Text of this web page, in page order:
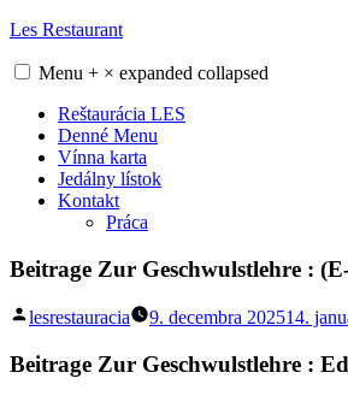
Skip
content
Les Restaurant
Menu + × expanded collapsed
Reštaurácia LES
Denné Menu
Vínna karta
Jedálny lístok
Kontakt
Práca
Beitrage Zur Geschwulstlehre :
Posted
lesrestauracia 9. decembra 202514.
Beitrage Zur Geschwulstlehre :